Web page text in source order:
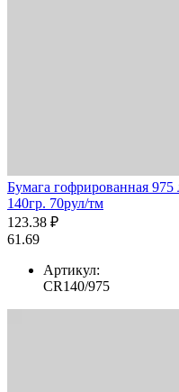
Бумага гофрированная
140гр. 70рул/тм
123.38 ₽
61.69
Артикул:
CR140/975